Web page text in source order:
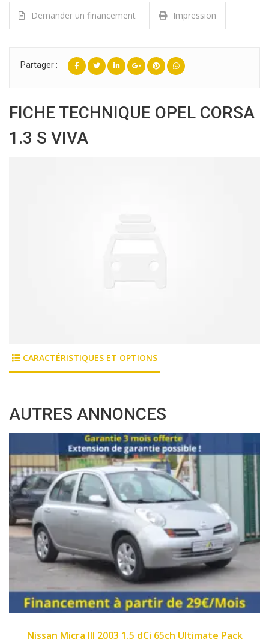
Demander un financement Impression
Partager :
FICHE TECHNIQUE OPEL CORSA
1.3 S VIVA
CARACTÉRISTIQUES ET OPTIONS
AUTRES ANNONCES
Pack Fiat Panda II 2007 1.1 8v 54ch